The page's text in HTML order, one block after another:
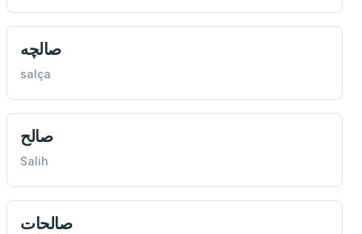
صالچه
salça
صالح
Salih
صالحات